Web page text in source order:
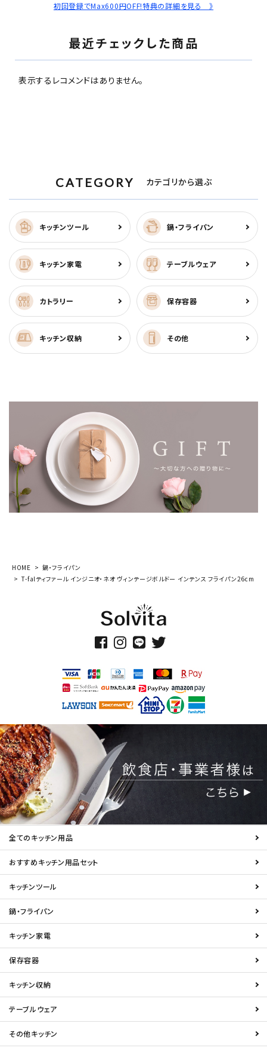
初回登録でMax600円OFF!特典の詳細を見る 》
最近チェックした商品
表示するレコメンドはありません。
CATEGORY カテゴリから選ぶ
キッチンツール 鍋・フライパン
キッチン家電 テーブルウェア
カトラリー 保存容器
キッチン収納 その他
HOME
鍋・フライパン
T-falティファール インジニオ・ネオ ヴィンテージボルドー インテンス フライパン26cm
全てのキッチン用品
おすすめキッチン用品セット
キッチンツール
鍋・フライパン
キッチン家電
保存容器
キッチン収納
テーブルウェア
その他キッチン